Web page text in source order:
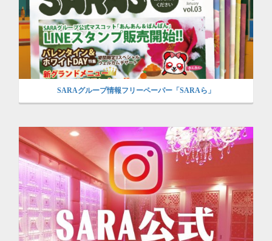
SARAグループ情報フリーペーパー「SARAら」